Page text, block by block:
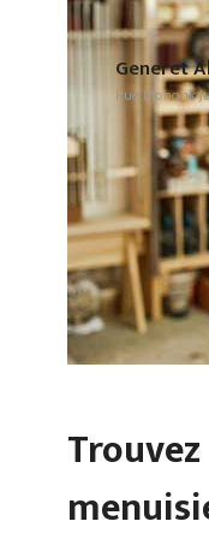
Generet
Rue Mononk